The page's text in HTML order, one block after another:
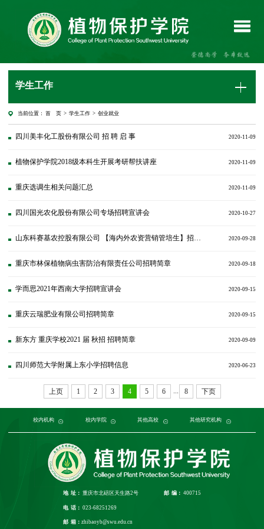
学生工作
当前位置： 首 页 >学生工作 >创业就业
2020-11-09
四川美丰化工股份有限公司 招 聘 启 事
2020-11-09
植物保护学院2018级本科生开展考研帮扶讲座
2020-11-09
重庆选调生相关问题汇总
2020-10-27
四川国光农化股份有限公司专场招聘宣讲会
2020-09-28
山东科赛基农控股有限公司 【海内外农资营销管培生】招聘简章
2020-09-18
重庆市林保植物病虫害防治有限责任公司招聘简章
2020-09-15
学而思2021年西南大学招聘宣讲会
2020-09-15
重庆云瑞肥业有限公司招聘简章
2020-09-09
新东方 重庆学校2021 届 秋招 招聘简章
2020-06-23
四川师范大学附属上东小学招聘信息
上页 1 2 3 4 5 6 ... 8 下页
校内机构
党委组织部 党委宣传部 发展规划与学科建设部 人力资源部 本科生院 研究生院 科学技术发展研究院
校内学院
农学与生物科技学院 园艺园林学院 生命科学学院 生物技术学院 资源环境学院
其他高校
中国农业大学 浙江大学 西北农林科技大学 南京农业大学 华中农业大学 华南农业大学 山西农业大学
其他研究机构
中国农业科学院植物保护研究所 中国科学院植物研究所 中国科学院 中国农业科学院 重庆市农业科学院
地 址： 重庆市北碚区天生路2号 邮 编： 400715
电 话： 023-68251269
邮 箱：zhibaoyb@swu.edu.cn